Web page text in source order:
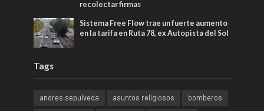
recolectar firmas
Sistema Free Flow trae un fuerte aumento
en la tarifa en Ruta 78, ex Autopista del Sol
Tags
andres sepulveda asuntos religiosos
bomberos